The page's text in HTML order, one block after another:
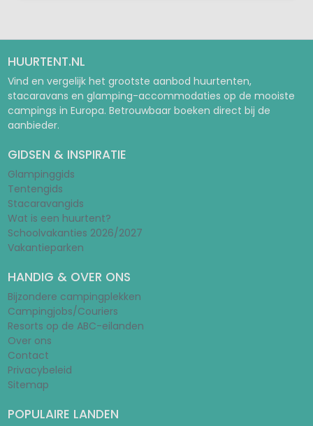
HUURTENT.NL
Vind en vergelijk het grootste aanbod huurtenten,
stacaravans en glamping-accommodaties op de mooiste
campings in Europa. Betrouwbaar boeken direct bij de
aanbieder.
GIDSEN & INSPIRATIE
Glampinggids
Tentengids
Stacaravangids
Wat is een huurtent?
Schoolvakanties 2026/2027
Vakantieparken
HANDIG & OVER ONS
Bijzondere campingplekken
Campingjobs/Couriers
Resorts op de ABC-eilanden
Over ons
Contact
Privacybeleid
Sitemap
POPULAIRE LANDEN